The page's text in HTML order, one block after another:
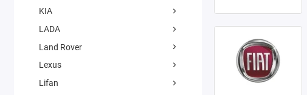
KIA
LADA
Land Rover
Lexus
Lifan